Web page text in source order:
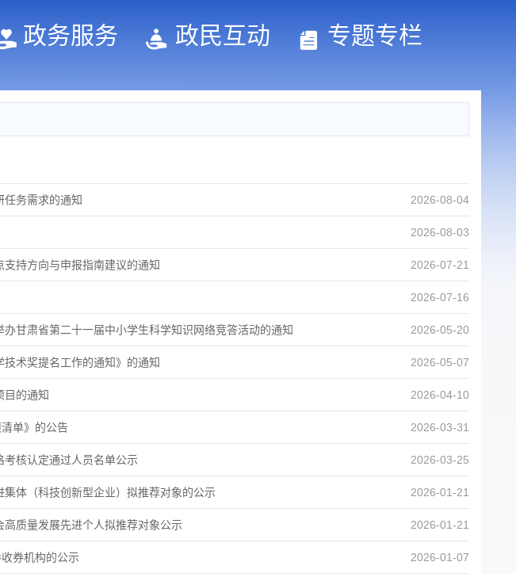
政务服务 政民互动 专题专栏
务需求的通知 2026-08-04
2026-08-03
持方向与申报指南建议的通知 2026-07-21
2026-07-16
甘肃省第二十一届中小学生科学知识网络竞答活动的通知 2026-05-20
术奖提名工作的通知》的通知 2026-05-07
目的通知 2026-04-10
单》的公告 2026-03-31
核认定通过人员名单公示 2026-03-25
体（科技创新型企业）拟推荐对象的公示 2026-01-21
质量发展先进个人拟推荐对象公示 2026-01-21
券机构的公示 2026-01-07